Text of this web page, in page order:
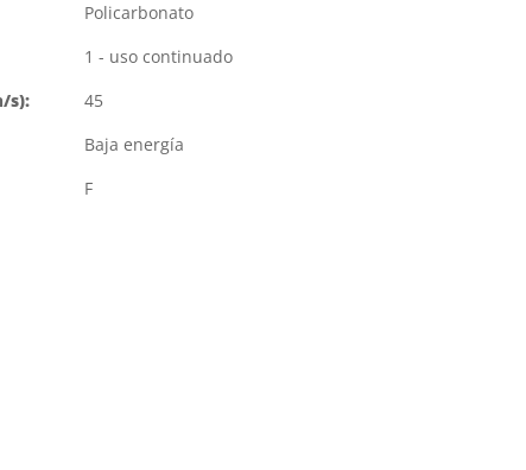
Policarbonato
1 - uso continuado
s):
45
Baja energía
F